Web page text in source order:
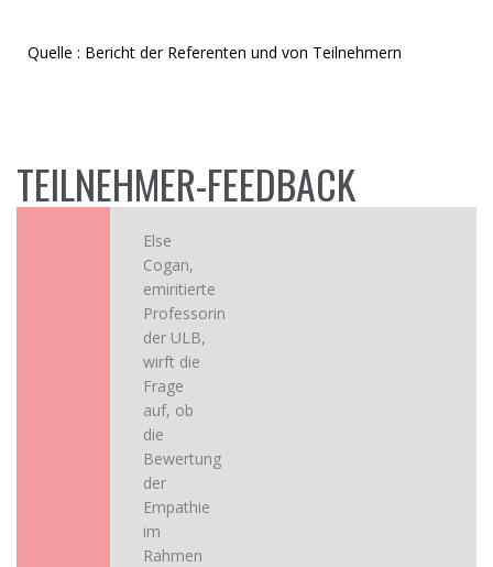
Quelle : Bericht der Referenten und von Teilnehmern
TEILNEHMER-FEEDBACK
Else
Cogan,
emiritierte
Professorin
der ULB,
wirft die
Frage
auf, ob
die
Bewertung
der
Empathie
im
Rahmen